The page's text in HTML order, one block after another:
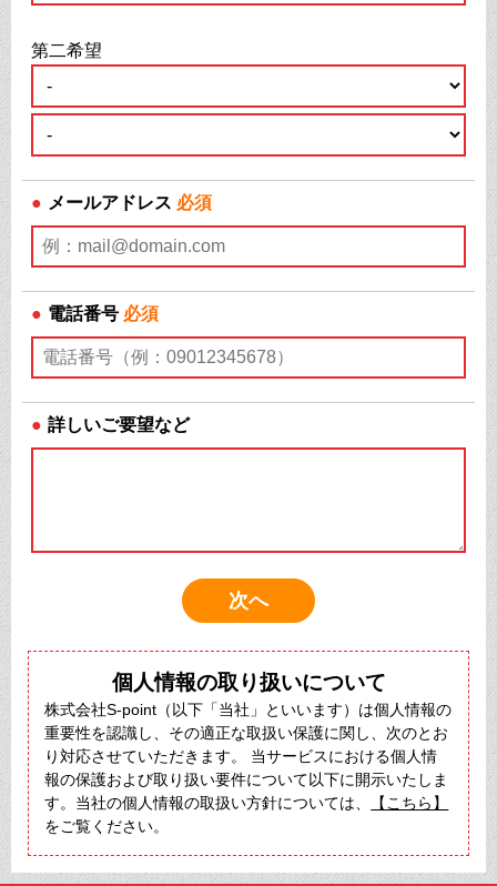
第二希望
● メールアドレス 必須
● 電話番号 必須
● 詳しいご要望など
個人情報の取り扱いについて
株式会社S-point（以下「当社」といいます）は個人情報の
重要性を認識し、その適正な取扱い保護に関し、次のとお
り対応させていただきます。 当サービスにおける個人情
報の保護および取り扱い要件について以下に開示いたしま
す。当社の個人情報の取扱い方針については、
【こちら】
をご覧ください。